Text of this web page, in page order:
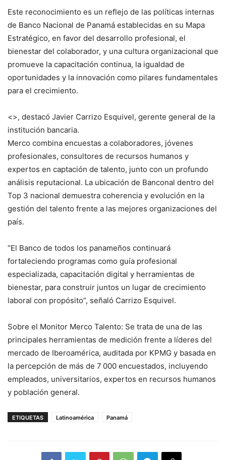
Este reconocimiento es un reflejo de las políticas internas
de Banco Nacional de Panamá establecidas en su Mapa
Estratégico, en favor del desarrollo profesional, el
bienestar del colaborador, y una cultura organizacional que
promueve la capacitación continua, la igualdad de
oportunidades y la innovación como pilares fundamentales
para el crecimiento.
<>, destacó Javier Carrizo Esquivel, gerente general de la
institución bancaria.
Merco combina encuestas a colaboradores, jóvenes
profesionales, consultores de recursos humanos y
expertos en captación de talento, junto con un profundo
análisis reputacional. La ubicación de Banconal dentro del
Top 3 nacional demuestra coherencia y evolución en la
gestión del talento frente a las mejores organizaciones del
país.
“El Banco de todos los panameños continuará
fortaleciendo programas como guía profesional
especializada, capacitación digital y herramientas de
bienestar, para construir juntos un lugar de crecimiento
laboral con propósito”, señaló Carrizo Esquivel.
Sobre el Monitor Merco Talento: Se trata de una de las
principales herramientas de medición frente a líderes del
mercado de Iberoamérica, auditada por KPMG y basada en
la percepción de más de 7 000 encuestados, incluyendo
empleados, universitarios, expertos en recursos humanos
y población general.
ETIQUETAS Latinoamérica Panamá